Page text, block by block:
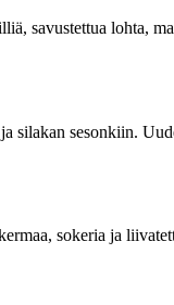
savustettua lohta,
sesonkiin.
sokeria ja